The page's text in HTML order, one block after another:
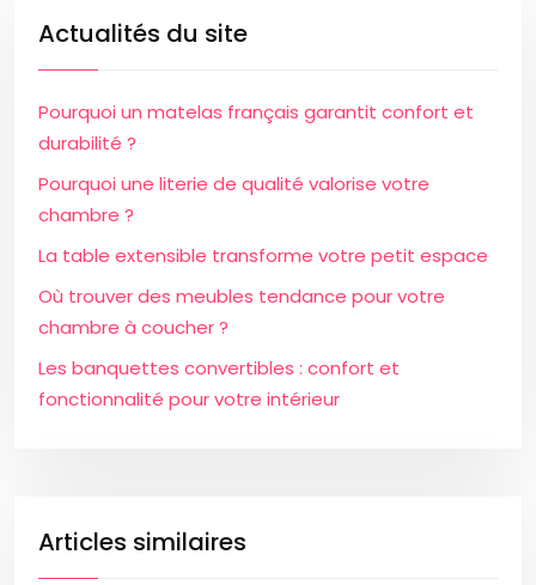
Actualités du site
Pourquoi un matelas français garantit confort et
durabilité ?
Pourquoi une literie de qualité valorise votre
chambre ?
La table extensible transforme votre petit espace
Où trouver des meubles tendance pour votre
chambre à coucher ?
Les banquettes convertibles : confort et
fonctionnalité pour votre intérieur
Articles similaires